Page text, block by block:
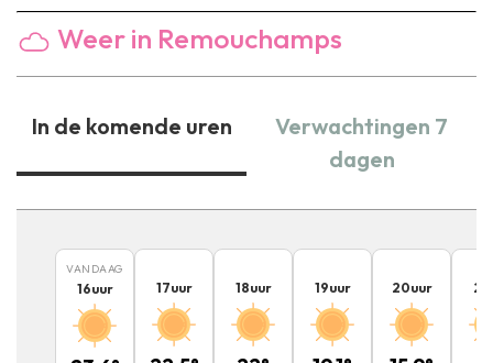
Weer in Remouchamps
In de komende uren
Verwachtingen 7
dagen
VANDAAG
16uur 17uur 18uur 19uur 20uur 21